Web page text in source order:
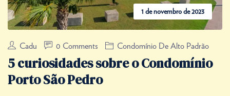
1 de novembro de 2023
Cadu 0 Comments Condomínio De Alto Padrão
5 curiosidades sobre o Condomínio
Porto São Pedro